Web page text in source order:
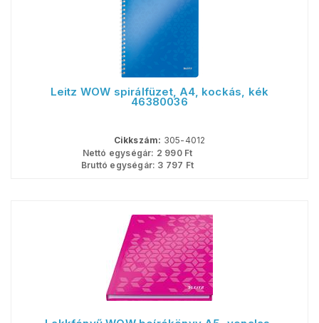
Leitz WOW spirálfüzet, A4, kockás, kék
46380036
Cikkszám: 305-4012
Nettó egységár: 2 990Ft
Bruttó egységár: 3 797 Ft